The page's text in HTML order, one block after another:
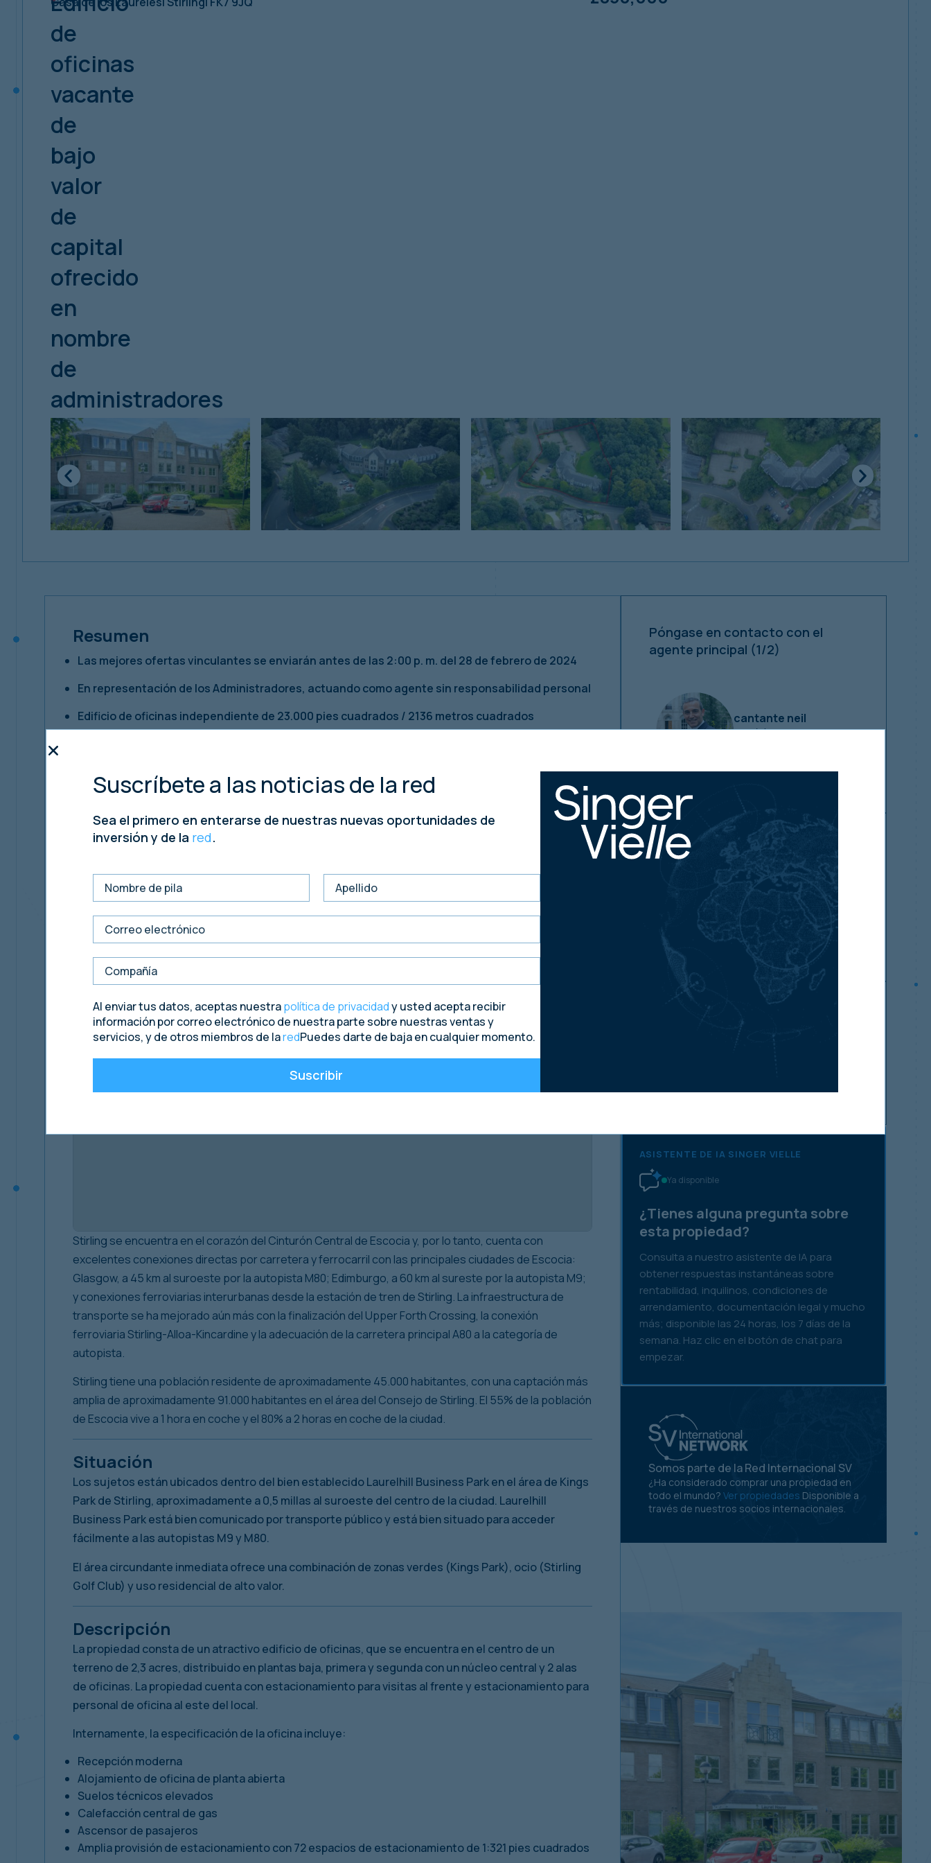
de
oficinas
vacante
de
bajo
valor
de
capital
ofrecido
en
nombre
de
administradores
Resumen
Las mejores ofertas vinculantes se enviarán antes de las 2:00 p. m. del 28 de febrero de 2024
En representación de los Administradores, actuando como agente sin responsabilidad personal
Edificio de oficinas independiente de 23.000 pies cuadrados / 2136 metros cuadrados
Adecuado para propietarios-ocupantes, inversores y promotores
Valor de capital bajo de £37 por pie cuadrado / £395 por metro cuadrado
Ubicación
Stirling se encuentra en el corazón del Cinturón Central de Escocia y, por lo tanto, cuenta con
excelentes conexiones directas por carretera y ferrocarril con las principales ciudades de Escocia:
Glasgow, a 45 km al suroeste por la autopista M80; Edimburgo, a 60 km al sureste por la autopista M9;
y conexiones ferroviarias interurbanas desde la estación de tren de Stirling. La infraestructura de
transporte se ha mejorado aún más con la finalización del Upper Forth Crossing, la conexión
ferroviaria Stirling-Alloa-Kincardine y la adecuación de la carretera principal A80 a la categoría de
autopista.
Stirling tiene una población residente de aproximadamente 45.000 habitantes, con una captación más
amplia de aproximadamente 91.000 habitantes en el área del Consejo de Stirling. El 55% de la población
de Escocia vive a 1 hora en coche y el 80% a 2 horas en coche de la ciudad.
Situación
Los sujetos están ubicados dentro del bien establecido Laurelhill Business Park en el área de Kings
Park de Stirling, aproximadamente a 0,5 millas al suroeste del centro de la ciudad. Laurelhill
Business Park está bien comunicado por transporte público y está bien situado para acceder
fácilmente a las autopistas M9 y M80.
El área circundante inmediata ofrece una combinación de zonas verdes (Kings Park), ocio (Stirling
Golf Club) y uso residencial de alto valor.
Descripción
La propiedad consta de un atractivo edificio de oficinas, que se encuentra en el centro de un
terreno de 2,3 acres, distribuido en plantas baja, primera y segunda con un núcleo central y 2 alas
de oficinas. La propiedad cuenta con estacionamiento para visitas al frente y estacionamiento para
personal de oficina al este del local.
Internamente, la especificación de la oficina incluye:
Recepción moderna
Alojamiento de oficina de planta abierta
Suelos técnicos elevados
Calefacción central de gas
Ascensor de pasajeros
Amplia provisión de estacionamiento con 72 espacios de estacionamiento de 1:321 pies cuadrados
Póngase en contacto con el
agente principal (1/2)
cantante neil
+44 (0) 207 935 7200
Sus requisitos de inversión
Asegúrese de enterarse primero de
nuestras nuevas ventas de inversiones
inmobiliarias.
Háganos saber sus requisitos actuales y le
avisaremos tan pronto como las propiedades
adecuadas estén disponibles.
Actualizar requisitos de inversión
Asegúrese de enterarse primero
de nuestras ventas de
ASISTENTE DE IA SINGER VIELLE
Ya disponible
¿Tienes alguna pregunta sobre
esta propiedad?
Consulta a nuestro asistente de IA para
obtener respuestas instantáneas sobre
rentabilidad, inquilinos, condiciones de
arrendamiento, documentación legal y mucho
más; disponible las 24 horas, los 7 días de la
semana. Haz clic en el botón de chat para
empezar.
Somos parte de la Red Internacional SV
¿Ha considerado comprar una propiedad en
todo el mundo? Ver propiedades Disponible a
través de nuestros socios internacionales.
Suscríbete a las noticias de la red
Sea el primero en enterarse de nuestras nuevas oportunidades de
inversión y de la red.
Al enviar tus datos, aceptas nuestrapolítica de privacidady usted acepta recibir
información por correo electrónico de nuestra parte sobre nuestras ventas y
servicios, y de otros miembros de laredPuedes darte de baja en cualquier momento.
Suscribir